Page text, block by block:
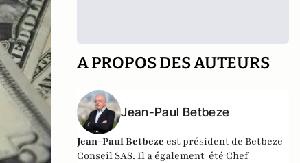
A PROPOS DES AUTEURS
Jean-Paul Betbeze
Jean-Paul Betbeze est président de Betbeze
Conseil SAS. Il a également été Chef